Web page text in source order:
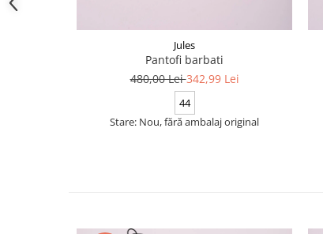
Jules
Pantofi barbati
480,00 Lei342,99 Lei
44
Stare: Nou, fără ambalaj original